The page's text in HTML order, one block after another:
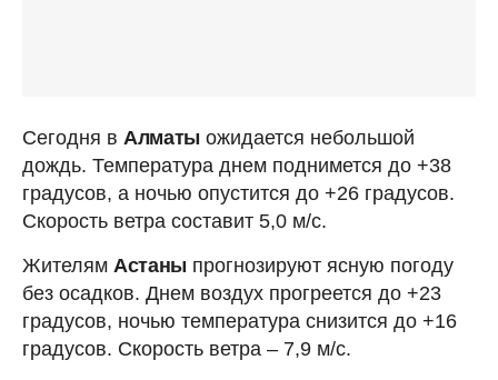
Сегодня в Алматыожидается небольшой
дождь. Температура днем поднимется до +38
градусов, а ночью опустится до +26 градусов.
Скорость ветра составит 5,0 м/с.
Жителям Астаныпрогнозируют ясную погоду
без осадков. Днем воздух прогреется до +23
градусов, ночью температура снизится до +16
градусов. Скорость ветра – 7,9 м/с.